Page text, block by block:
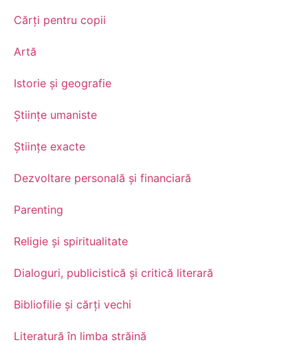
Cărți pentru copii
Artă
Istorie și geografie
Științe umaniste
Științe exacte
Dezvoltare personală şi financiară
Parenting
Religie și spiritualitate
Dialoguri, publicistică și critică literară
Bibliofilie și cărți vechi
Literatură în limba străină